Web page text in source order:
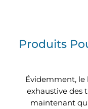
Produits
Évidemment, le
exhaustive des
maintenant